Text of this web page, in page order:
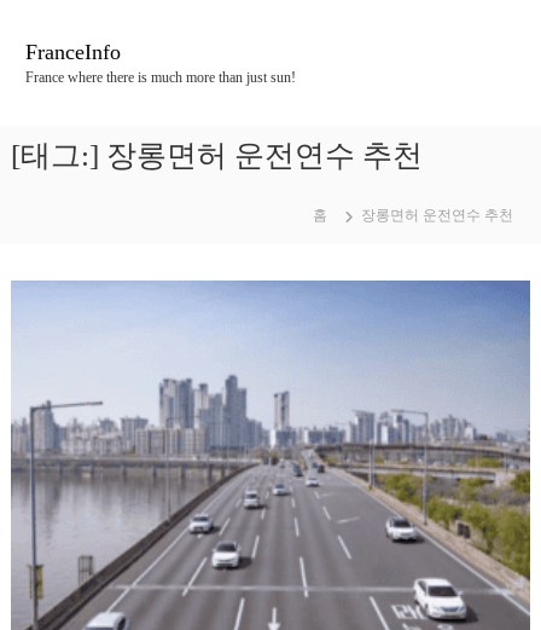
가
FranceInfo
France where there is much more than just sun!
[태그:] 장롱면허 운전연수 추천
홈 장롱면허 운전연수 추천